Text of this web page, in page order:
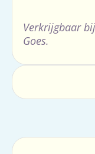
Verkrijgbaar
Goes.